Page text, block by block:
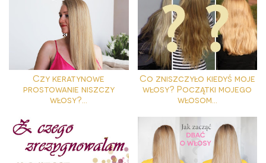
Czy keratynowe
prostowanie niszczy
włosy?...
Co zniszczyło kiedyś moje
włosy? Początki mojego
włosom...